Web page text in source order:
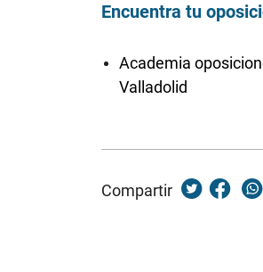
Encuentra tu
Academia
Valladolid
Compartir